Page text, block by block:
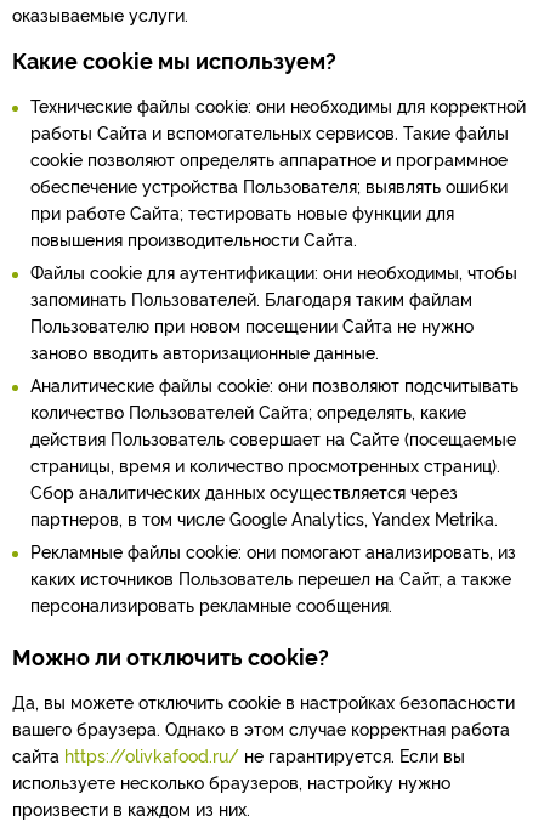
оказываемые услуги.
Какие cookie мы используем?
Технические файлы cookie: они необходимы для корректной
работы Сайта и вспомогательных сервисов. Такие файлы
cookie позволяют определять аппаратное и программное
обеспечение устройства Пользователя; выявлять ошибки
при работе Сайта; тестировать новые функции для
повышения производительности Сайта.
Файлы cookie для аутентификации: они необходимы, чтобы
запоминать Пользователей. Благодаря таким файлам
Пользователю при новом посещении Сайта не нужно
заново вводить авторизационные данные.
Аналитические файлы cookie: они позволяют подсчитывать
количество Пользователей Сайта; определять, какие
действия Пользователь совершает на Сайте (посещаемые
страницы, время и количество просмотренных страниц).
Сбор аналитических данных осуществляется через
партнеров, в том числе Google Analytics, Yandex Metrika.
Рекламные файлы cookie: они помогают анализировать, из
каких источников Пользователь перешел на Сайт, а также
персонализировать рекламные сообщения.
Можно ли отключить cookie?
Да, вы можете отключить cookie в настройках безопасности
вашего браузера. Однако в этом случае корректная работа
сайта https://olivkafood.ru/ не гарантируется. Если вы
используете несколько браузеров, настройку нужно
произвести в каждом из них.